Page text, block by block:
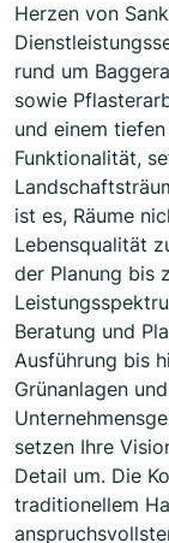
Herzen von
rund um
sowie
und einem
Funktionalität,
ist es, Räume
Lebensqualität
der Planung bis
Beratung und
Ausführung bis
Grünanlagen
setzen Ihre
Detail um. Die
traditionellem